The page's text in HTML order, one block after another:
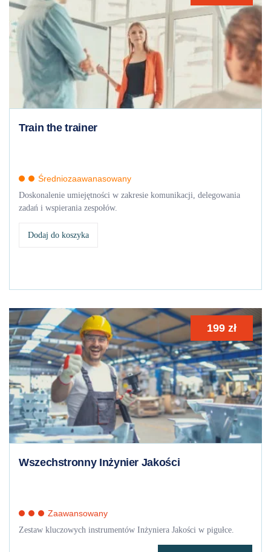
Train the trainer
Średniozaawanasowany
Doskonalenie umiejętności w zakresie komunikacji, delegowania
zadań i wspierania zespołów.
Dodaj do koszyka
199 zł
Wszechstronny Inżynier Jakości
Zaawansowany
Zestaw kluczowych instrumentów Inżyniera Jakości w pigułce.